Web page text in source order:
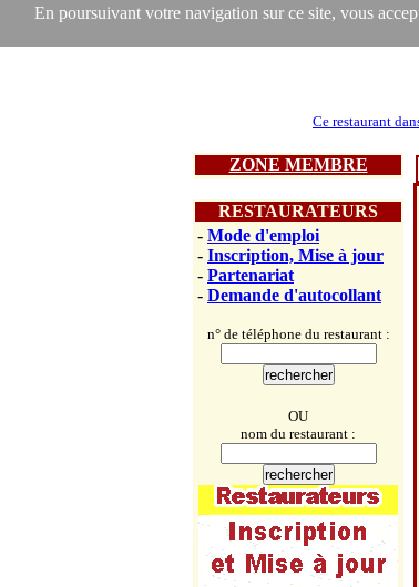
En poursuivant votre navigation sur ce site, vous
Ce restaurant
ZONE MEMBRE
RESTAURATEURS
- Mode d'emploi
- Inscription, Mise à jour
- Partenariat
- Demande d'autocollant
n° de téléphone du restaurant :
OU
nom du restaurant :